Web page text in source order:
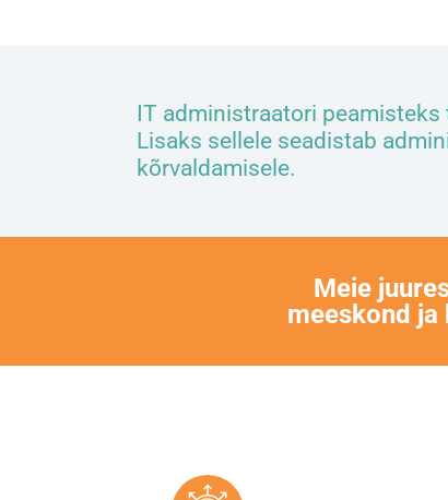
IT administraatori
Lisaks sellele seadistab
kõrvaldamisele.
Meie
meeskond ja